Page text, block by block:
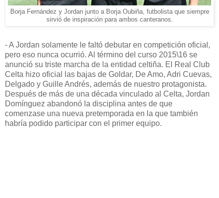
Borja Fernández y Jordan junto a Borja Oubiña, futbolista que siempre
sirvió de inspiración para ambos canteranos.
- A Jordan solamente le faltó debutar en competición oficial,
pero eso nunca ocurrió. Al término del curso 2015\16 se
anunció su triste marcha de la entidad celtiña. El Real Club
Celta hizo oficial las bajas de Goldar, De Amo, Adri Cuevas,
Delgado y Guille Andrés, además de nuestro protagonista.
Después de más de una década vinculado al Celta, Jordan
Domínguez abandonó la disciplina antes de que
comenzase una nueva pretemporada en la que también
habría podido participar con el primer equipo.